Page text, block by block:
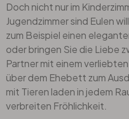
Doch nicht nur im
Jugendzimmersind Eulen
zum Beispiel einen
oder bringen Sie die Liebe
Partner mit einem
über dem Ehebett zum
mit Tieren laden in jedem
verbreiten Fröhlichkeit.